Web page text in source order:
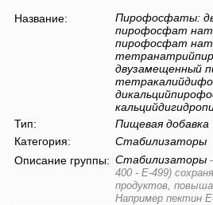
Название:
Пирофосфаты:
пирофосфат
пирофосфат
двузамещенный
Тип:
Пищевая добавка
Категория:
Стабилизаторы
Описание группы: Стабилизаторы
400 - E-499)
продуктов,
Например пектин